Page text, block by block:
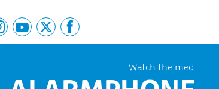
Watch the med